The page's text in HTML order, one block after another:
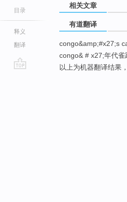
目录
释义
翻译
相关文章
有道翻译
congo&amp;#x27;s
congo& # x27;年代雀
以上为机器翻译结果